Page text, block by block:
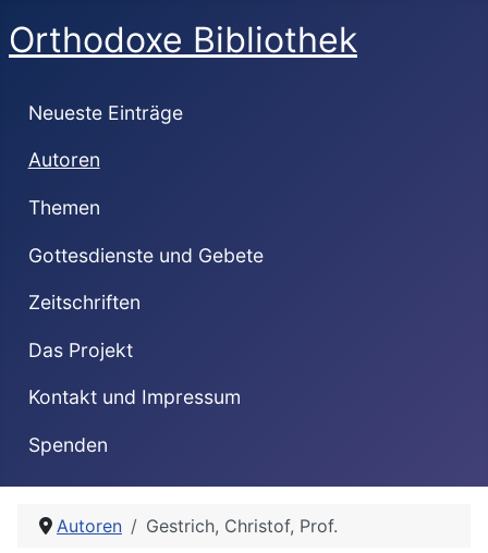
Orthodoxe Bibliothek
Neueste Einträge
Autoren
Themen
Gottesdienste und Gebete
Zeitschriften
Das Projekt
Kontakt und Impressum
Spenden
Autoren Gestrich, Christof, Prof.